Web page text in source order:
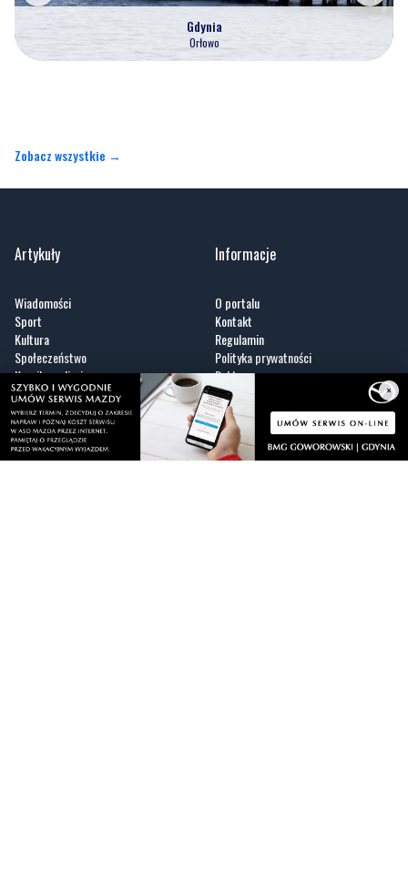
Gdynia
Orłowo
Zobacz wszystkie →
Artykuły
Wiadomości
Sport
Kultura
Społeczeństwo
Kronika policyjna
Informacje
O portalu
Kontakt
Regulamin
Polityka prywatności
Reklama
Zobacz
Fotogalerie
×